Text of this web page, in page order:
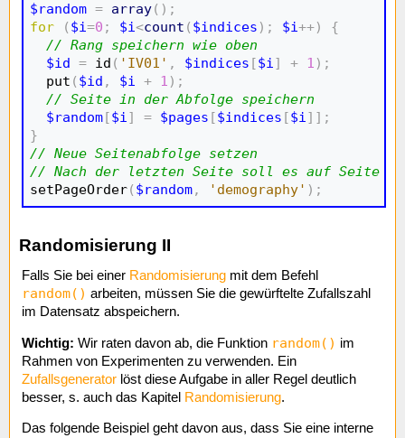
$random = array( ) ;
for
( $i=0 ; $i<count ( $indices ) ; $i++)
{
// Rang speichern wie oben
$id
= id ( 'IV01' , $indices [$i ] + 1 ) ;
  put
( $id , $i + 1 ) ;
// Seite in der Abfolge speichern
$random[$i ] = $pages [$indices [$i ] ] ;
}
// Neue Seitenabfolge setzen
// Nach der letzten Seite soll es auf Seite
setPageOrder( $random, 'demography' ) ;
Randomisierung II
Falls Sie bei einer Randomisierung mit dem Befehl
random() arbeiten, müssen Sie die gewürftelte Zufallszahl
im Datensatz abspeichern.
Wichtig: Wir raten davon ab, die Funktion random() im
Rahmen von Experimenten zu verwenden. Ein
Zufallsgenerator löst diese Aufgabe in aller Regel deutlich
besser, s. auch das Kapitel Randomisierung.
Das folgende Beispiel geht davon aus, dass Sie eine interne